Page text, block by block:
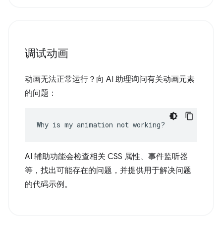
调试动画
动画无法正常运行？向 AI 助理询问有关动画元素
的问题：
Why is my animation not working?
AI 辅助功能会检查相关 CSS 属性、事件监听器
等，找出可能存在的问题，并提供用于解决问题
的代码示例。